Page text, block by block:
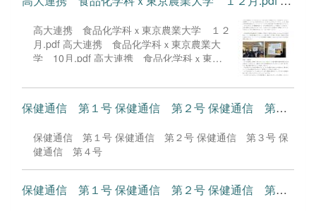
はこちらからダウンロードできます。
高大連携 食品化学科ｘ東京農業大学 １２
月.pdf 高大連携 食品化学科ｘ東京農業大
学 10月.pdf 高大連携 食品化学科ｘ東京
ｘ東京農業大学 89月.pdf
保健通信 第１号 保健通信 第２号 保健通信 第３号 保健通...
保健通信 第１号 保健通信 第２号 保健通信 第３号 保
健通信 第４号
保健通信 第１号 保健通信 第２号 保健通信 第３号 保健通...